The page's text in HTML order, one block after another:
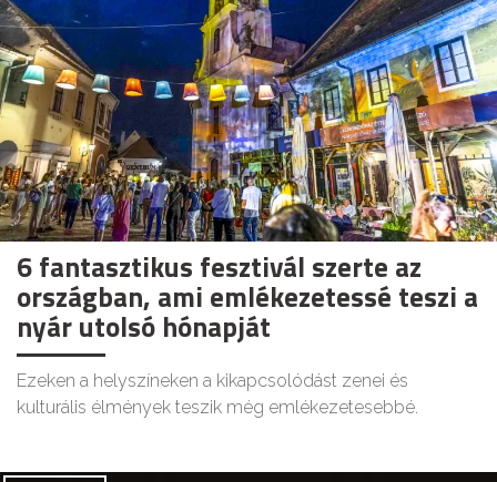
6 fantasztikus fesztivál szerte az
országban, ami emlékezetessé teszi a
nyár utolsó hónapját
Ezeken a helyszíneken a kikapcsolódást zenei és
kulturális élmények teszik még emlékezetesebbé.